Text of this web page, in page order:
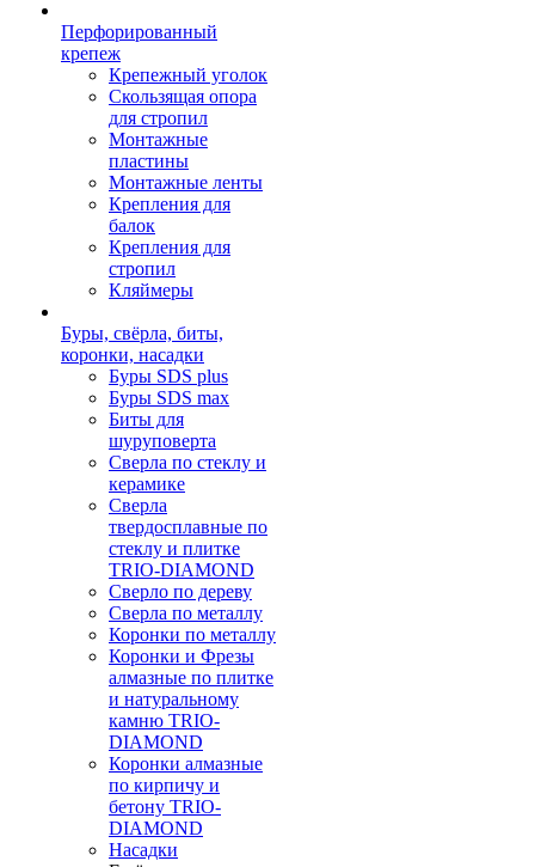
Перфорированный
крепеж
Крепежный уголок
Скользящая опора
для стропил
Монтажные
пластины
Монтажные ленты
Крепления для
балок
Крепления для
стропил
Кляймеры
Буры, свёрла, биты,
коронки, насадки
Буры SDS plus
Буры SDS max
Биты для
шуруповерта
Сверла по стеклу и
керамике
Сверла
твердосплавные по
стеклу и плитке
TRIO-DIAMOND
Сверло по дереву
Сверла по металлу
Коронки по металлу
Коронки и Фрезы
алмазные по плитке
и натуральному
камню TRIO-
DIAMOND
Коронки алмазные
по кирпичу и
бетону TRIO-
DIAMOND
Насадки